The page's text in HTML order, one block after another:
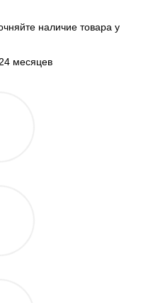
наличие товара у
месяцев